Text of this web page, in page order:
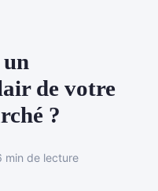
de votre
?
min de lecture